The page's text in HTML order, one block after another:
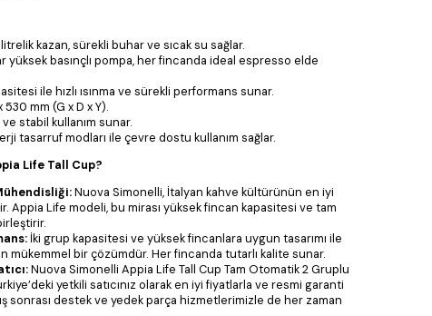
litrelik kazan, sürekli buhar ve sıcak su sağlar.
yüksek basınçlı pompa, her fincanda ideal espresso elde
ile hızlı ısınma ve sürekli performans sunar.
mm (G x D x Y).
stabil kullanım sunar.
tasarruf modları ile çevre dostu kullanım sağlar.
Life Tall Cup?
Nuova Simonelli, İtalyan kahve kültürünün en iyi
Appia Life modeli, bu mirası yüksek fincan kapasitesi ve tam
İki grup kapasitesi ve yüksek fincanlara uygun tasarımı ile
mükemmel bir çözümdür. Her fincanda tutarlı kalite sunar.
Nuova Simonelli Appia Life Tall Cup Tam Otomatik 2 Gruplu
yetkili satıcınız olarak en iyi fiyatlarla ve resmi garanti
sonrası destek ve yedek parça hizmetlerimizle de her zaman